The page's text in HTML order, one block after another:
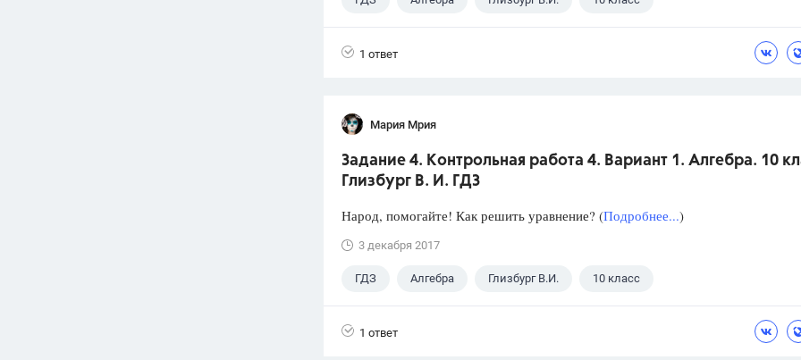
1 ответ
Мария Мрия
Задание 4. Контрольная работа 4. Вариант 1. Алгебра. 10
Глизбург В. И. ГДЗ
Народ, помогайте! Как решить уравнение? (Подробнее...)
3 декабря 2017
ГДЗ Алгебра Глизбург В.И. 10 класс
1 ответ